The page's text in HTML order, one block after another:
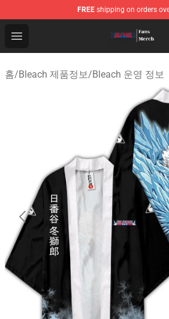
FREE shipping on orders
Open menu
Bleach Store - Official Bleach
홈/Bleach 제품정보/Bleach 운영 정보